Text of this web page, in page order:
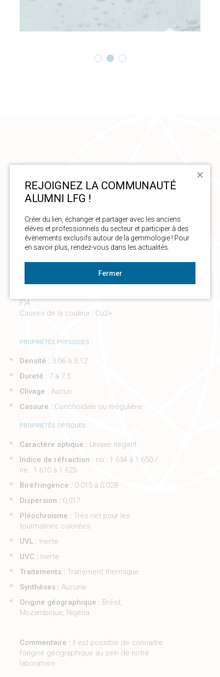
REJOIGNEZ LA COMMUNAUTÉ
ALUMNI LFG !
Créer du lien, échanger et partager avec les anciens
élèves et professionnels du secteur et participer à des
évènements exclusifs autour de la gemmologie ! Pour
en savoir plus, rendez-vous dans les actualités.
Fermer
✕
1 2
CARACTÉRISTIQUES
Nom : Tourmaline Paraíba
Nature minéralogique :Tourmaline
Couleur :Bleue, verte
Composition chimique :(Na, Ca, □)(Li, Mg,
F)4
Causes de la couleur : Cu2+
PROPRIÉTÉS PHYSIQUES :
Densité : 3.06 à 3.12
Dureté : 7 à 7.5
Clivage : Aucun
Cassure : Conchoïdale ou irrégulière
PROPRIÉTÉS OPTIQUES :
Caractère optique : Uniaxe négatif
Indice de réfraction : no : 1.634 à 1.650 /
ne : 1.610 à 1.625
Biréfringence : 0.015 à 0.028
Dispersion : 0,017
Pléochroïsme : Très net pour les
tourmalines colorées
UVL : Inerte
UVC : Inerte
Traitements : Traitement thermique
Synthèses : Aucune
Origine géographique : Brésil,
Mozambique, Nigéria
Commentaire : Il est possible de connaitre
l’origine géographique au sein de notre
laboratoire